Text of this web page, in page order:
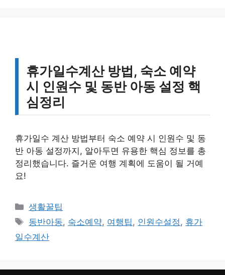
휴가일수계산 방법, 숙소 예약
시 인원수 및 동반 아동 설정 핵
심정리
휴가일수 계산 방법부터 숙소 예약 시 인원수 및 동
반 아동 설정까지, 알아두면 유용한 핵심 정보를 총
정리했습니다. 즐거운 여행 계획에 도움이 될 거예
요!
카
테
리
생활꿀팁
태
그
동반아동, 숙소예약, 여행팁, 인원수설정, 휴가
일수계산